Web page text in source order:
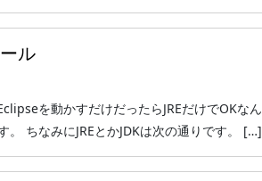
ル
を動かすだけだったらJREだけでOKなん
。 ちなみにJREとかJDKは次の通りです。 […]